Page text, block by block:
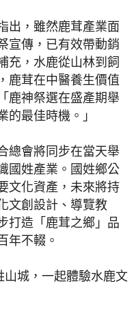
出，雖然鹿茸產業面
宣傳，已有效帶動銷
充，水鹿從山林到飼
鹿茸在中醫養生價值
鹿神祭選在盛產期舉
最佳時機。」
總會將同步在當天舉
國姓產業。國姓鄉公
文化資產，未來將持
文創設計、導覽教
打造「鹿茸之鄉」品
年不輟。
城，一起體驗水鹿文